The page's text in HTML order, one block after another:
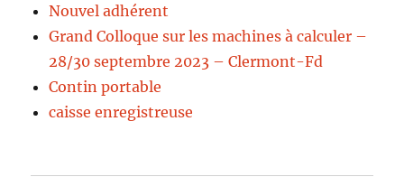
Nouvel adhérent
Grand Colloque sur les machines à calculer –
28/30 septembre 2023 – Clermont-Fd
Contin portable
caisse enregistreuse